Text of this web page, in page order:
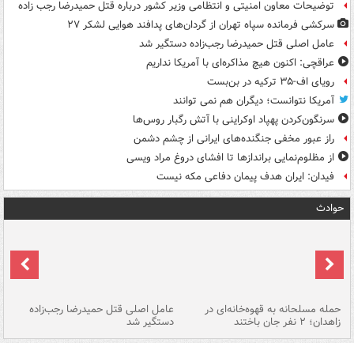
توضیحات معاون امنیتی و انتظامی وزیر کشور درباره قتل حمیدرضا رجب زاده
سرکشی فرمانده سپاه تهران از گردان‌های پدافند هوایی لشکر ۲۷
عامل اصلی قتل حمیدرضا رجب‌زاده دستگیر شد
عراقچی: اکنون هیچ مذاکره‌ای با آمریکا نداریم
رویای اف-۳۵ ترکیه در بن‌بست
آمریکا نتوانست؛ دیگران هم نمی توانند
سرنگون‌کردن پهپاد اوکراینی با آتش رگبار روس‌ها
راز عبور مخفی جنگنده‌های ایرانی از چشم دشمن
از مظلوم‌نمایی براندازها تا افشای دروغ مراد ویسی
فیدان: ایران هدف پیمان دفاعی مکه نیست
حوادث
حمله مسلحانه به قهوه‌خانه‌ای در
زاهدان؛ ۲ نفر جان باختند
عامل اصلی قتل حمیدرضا رجب‌زاده
دستگیر شد